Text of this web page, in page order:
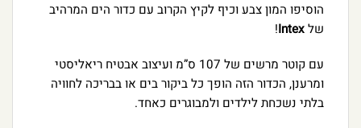
הוסיפו המון צבע וכיף לקיץ הקרוב עם כדור הים המרהיב
שלIntex
!
עם קוטר מרשים של 107 ס”מ ועיצוב אבטיח ריאליסטי
ומרענן, הכדור הזה הופך כל ביקור בים או בבריכה לחוויה
בלתי נשכחת לילדים ולמבוגרים כאחד.